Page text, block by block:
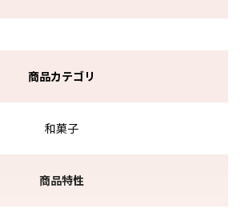
商品カテゴリ
和菓子
商品特性